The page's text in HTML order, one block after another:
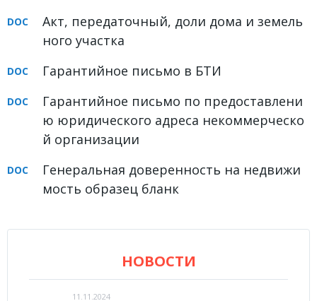
Акт, передаточный, доли дома и земель
ного участка
Гарантийное письмо в БТИ
Гарантийное письмо по предоставлени
ю юридического адреса некоммерческо
й организации
Генеральная доверенность на недвижи
мость образец бланк
НОВОСТИ
11.11.2024